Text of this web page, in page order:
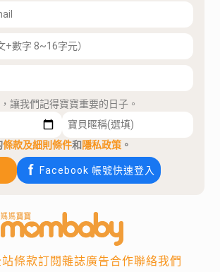
讓我們記得寶寶重要的日子。
條款及細則條件和隱私政策 。
Facebook 帳號快速登入
條款訂閱雜誌廣告合作聯絡我們